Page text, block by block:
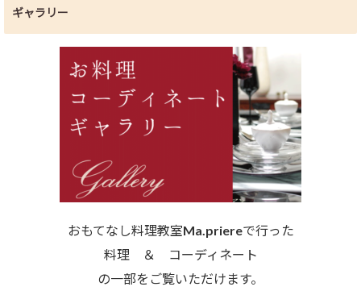
ギャラリー
おもてなし料理教室Ma.priereで行った
料理 ＆ コーディネート
の一部をご覧いただけます。